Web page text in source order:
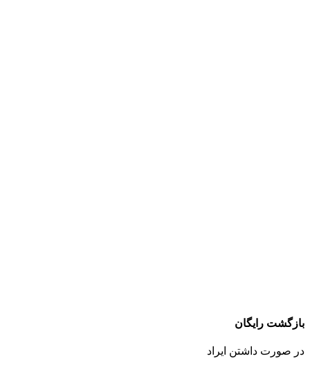
بازگشت رایگان
در صورت داشتن ایراد